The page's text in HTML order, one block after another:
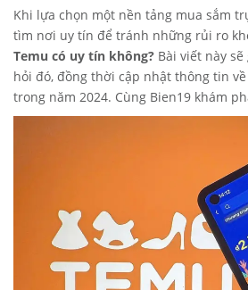
Khi lựa chọn một nền tảng mua sắm
tìm nơi uy tín để tránh những rủi ro
Temu có uy tín không? Bài viết này
hỏi đó, đồng thời cập nhật thông tin về
trong năm 2024. Cùng Bien19 khám